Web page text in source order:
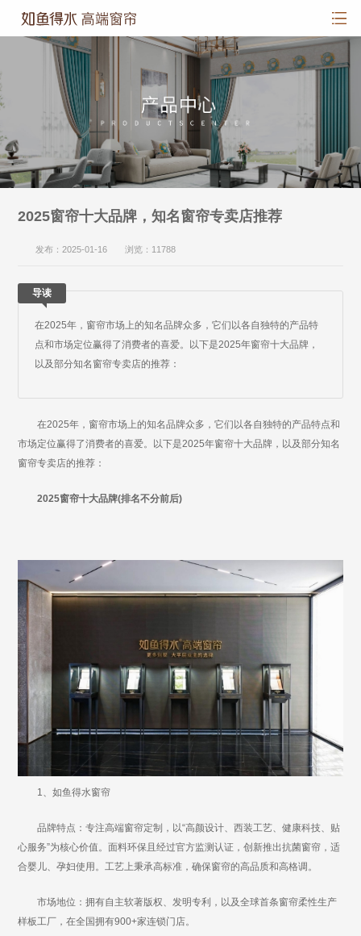
2025窗帘十大品牌，知名窗帘专卖店推荐
发布：2025-01-16 浏览：11788
导读
在2025年，窗帘市场上的知名品牌众多，它们以各自独特的产品特
点和市场定位赢得了消费者的喜爱。以下是2025年窗帘十大品牌，
以及部分知名窗帘专卖店的推荐：
在2025年，窗帘市场上的知名品牌众多，它们以各自独特的产品特点和
市场定位赢得了消费者的喜爱。以下是2025年窗帘十大品牌，以及部分知名
窗帘专卖店的推荐：
2025窗帘十大品牌(排名不分前后)
1、如鱼得水窗帘
品牌特点：专注高端窗帘定制，以“高颜设计、西装工艺、健康科技、贴
心服务”为核心价值。面料环保且经过官方监测认证，创新推出抗菌窗帘，适
合婴儿、孕妇使用。工艺上秉承高标准，确保窗帘的高品质和高格调。
市场地位：拥有自主软著版权、发明专利，以及全球首条窗帘柔性生产
样板工厂，在全国拥有900+家连锁门店。